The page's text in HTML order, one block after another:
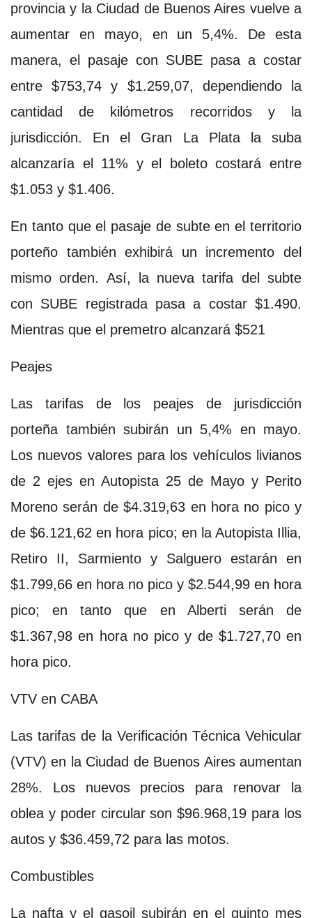
provincia y la Ciudad de Buenos Aires vuelve a
aumentar en mayo, en un 5,4%. De esta
manera, el pasaje con SUBE pasa a costar
entre $753,74 y $1.259,07, dependiendo la
cantidad de kilómetros recorridos y la
jurisdicción. En el Gran La Plata la suba
alcanzaría el 11% y el boleto costará entre
$1.053 y $1.406.
En tanto que el pasaje de subte en el territorio
porteño también exhibirá un incremento del
mismo orden. Así, la nueva tarifa del subte
con SUBE registrada pasa a costar $1.490.
Mientras que el premetro alcanzará $521
Peajes
Las tarifas de los peajes de jurisdicción
porteña también subirán un 5,4% en mayo.
Los nuevos valores para los vehículos livianos
de 2 ejes en Autopista 25 de Mayo y Perito
Moreno serán de $4.319,63 en hora no pico y
de $6.121,62 en hora pico; en la Autopista Illia,
Retiro II, Sarmiento y Salguero estarán en
$1.799,66 en hora no pico y $2.544,99 en hora
pico; en tanto que en Alberti serán de
$1.367,98 en hora no pico y de $1.727,70 en
hora pico.
VTV en CABA
Las tarifas de la Verificación Técnica Vehicular
(VTV) en la Ciudad de Buenos Aires aumentan
28%. Los nuevos precios para renovar la
oblea y poder circular son $96.968,19 para los
autos y $36.459,72 para las motos.
Combustibles
La nafta y el gasoil subirán en el quinto mes